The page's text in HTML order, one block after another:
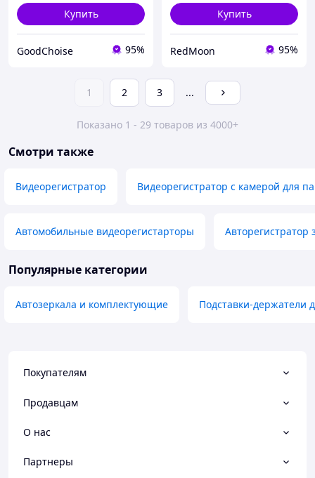
Купить
GoodChoise 95%
Купить
RedMoon 95%
1 2 3 ...
Показано 1 - 29 товаров из 4000+
Смотри также
Видеорегистратор Видеорегистратор с камерой для
Автомобильные видеорегистарторы Авторегистратор
Популярные категории
Автозеркала и комплектующие Подставки-держатели
Покупателям
Продавцам
О нас
Партнеры